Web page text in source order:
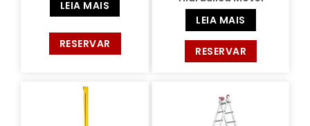
LEIA MAIS
RESERVAR
LEIA MAIS
RESERVAR